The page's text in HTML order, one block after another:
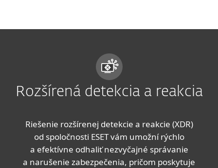
Rozšírená detekcia a reakcia
Riešenie rozšírenej detekcie a reakcie (XDR)
od spoločnosti ESET vám umožní rýchlo
a efektívne odhaliť nezvyčajné správanie
a narušenie zabezpečenia, pričom poskytuje